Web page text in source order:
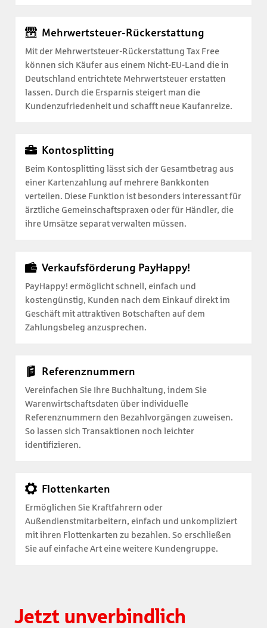
Mehrwertsteuer-Rückerstattung
Mit der Mehrwertsteuer-Rückerstattung Tax Free
können sich Käufer aus einem Nicht-EU-Land die in
Deutschland entrichtete Mehrwertsteuer erstatten
lassen. Durch die Ersparnis steigert man die
Kundenzufriedenheit und schafft neue Kaufanreize.
Kontosplitting
Beim Kontosplitting lässt sich der Gesamtbetrag aus
einer Kartenzahlung auf mehrere Bankkonten
verteilen. Diese Funktion ist besonders interessant für
ärztliche Gemeinschaftspraxen oder für Händler, die
ihre Umsätze separat verwalten müssen.
Verkaufsförderung PayHappy!
PayHappy! ermöglicht schnell, einfach und
kostengünstig, Kunden nach dem Einkauf direkt im
Geschäft mit attraktiven Botschaften auf dem
Zahlungsbeleg anzusprechen.
Referenznummern
Vereinfachen Sie Ihre Buchhaltung, indem Sie
Warenwirtschaftsdaten über individuelle
Referenznummern den Bezahlvorgängen zuweisen.
So lassen sich Transaktionen noch leichter
identifizieren.
Flottenkarten
Ermöglichen Sie Kraftfahrern oder
Außendienstmitarbeitern, einfach und unkompliziert
mit ihren Flottenkarten zu bezahlen. So erschließen
Sie auf einfache Art eine weitere Kundengruppe.
Jetzt unverbindlich